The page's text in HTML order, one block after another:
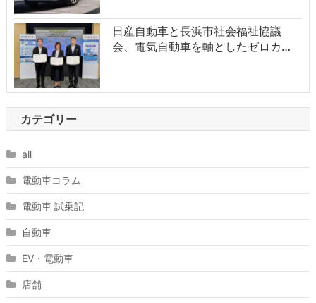
日産自動車と長浜市社会福祉協議
会、電気自動車を軸としたゼロカ…
カテゴリー
all
電動車コラム
電動車 試乗記
自動車
EV・電動車
店舗